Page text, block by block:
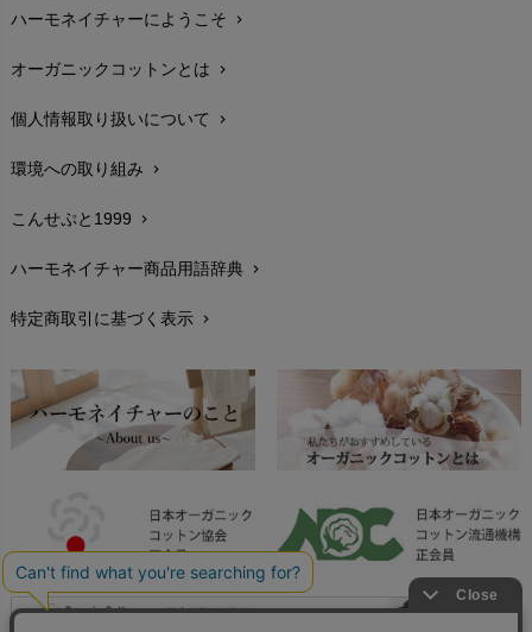
配送と送料chevron_right
在庫状況と発送予定chevron_right
サイズ・寸法chevron_right
生地・素材chevron_right
お手入れについて
レビューを書こうchevron_right
返品交換chevron_right
FAXでのご注文
お問い合わせchevron_right
ハーモネイチャーにようこそ chevron_right
オーガニックコットンとは chevron_right
個人情報取り扱いについて chevron_right
環境への取り組み chevron_right
こんせぷと1999 chevron_right
ハーモネイチャー商品用語辞典 chevron_right
特定商取引に基づく表示 chevron_right